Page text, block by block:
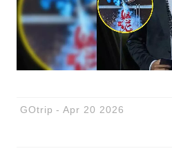
GOtrip Apr 20 2026